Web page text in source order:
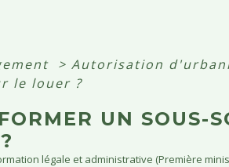
> Autorisation
le louer ?
UN SOUS-
légale et administrative (Première